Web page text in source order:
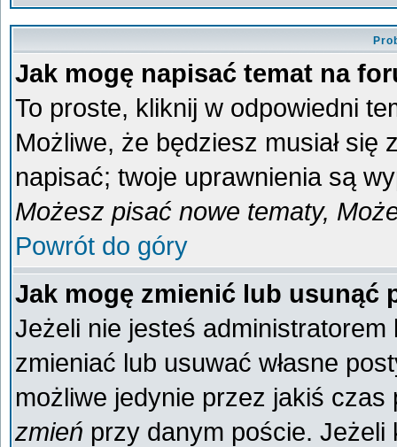
Jak mogę napisać temat na
To proste, kliknij w odpowiedni
Możliwe, że będziesz musiał się
napisać; twoje uprawnienia są
Możesz pisać nowe tematy,
Powrót do góry
Jak mogę zmienić lub usunąć
Jeżeli nie jesteś
zmieniać lub usuwać własne
możliwe jedynie przez jakiś
zmień przy danym poście. Jeżeli